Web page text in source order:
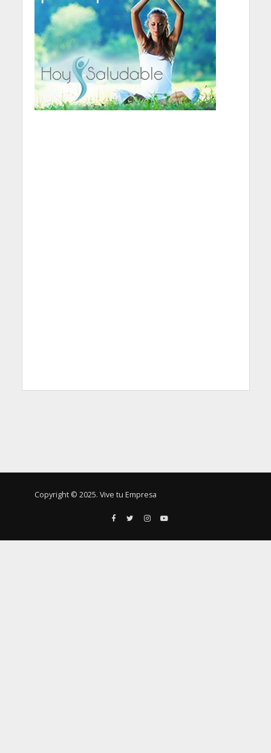
Copyright © 2025. Vive tu Empresa